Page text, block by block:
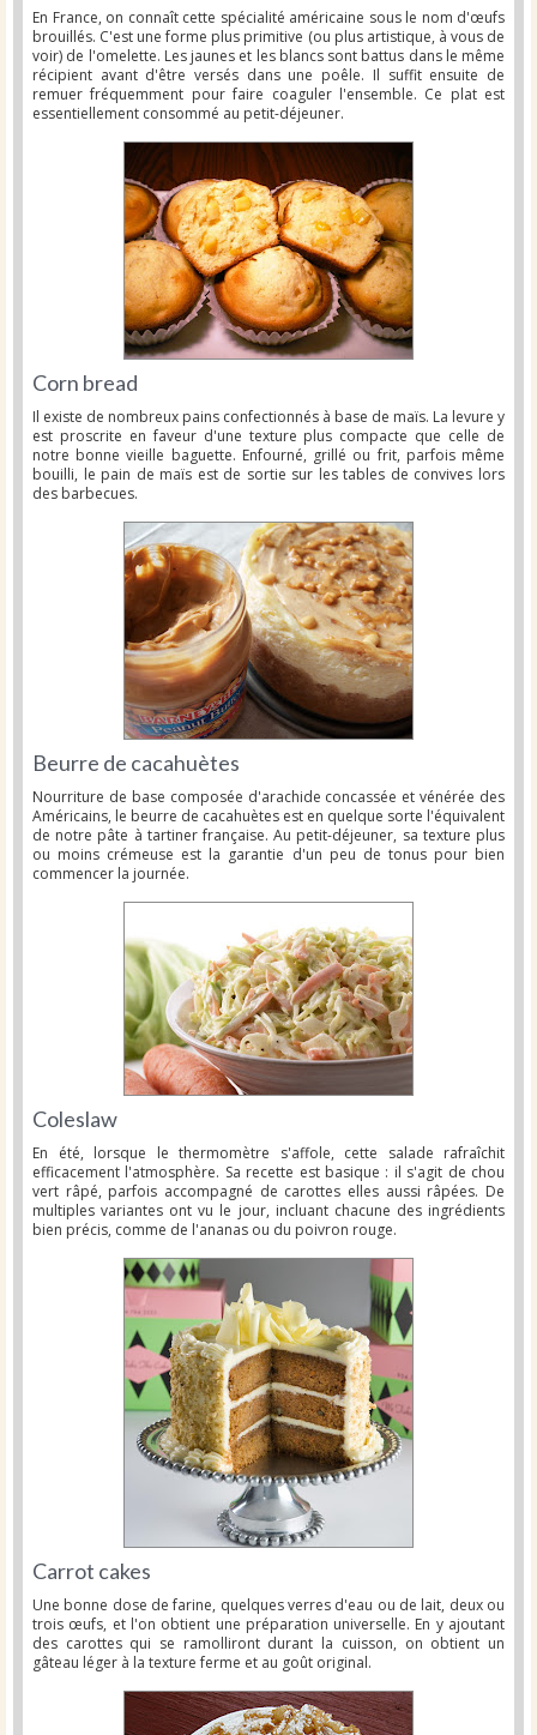
En France, on connaît cette spécialité américaine sous le nom d'œufs
brouillés. C'est une forme plus primitive (ou plus artistique, à vous de
voir) de l'omelette. Les jaunes et les blancs sont battus dans le même
récipient avant d'être versés dans une poêle. Il suffit ensuite de
remuer fréquemment pour faire coaguler l'ensemble. Ce plat est
essentiellement consommé au petit-déjeuner.
Corn bread
Il existe de nombreux pains confectionnés à base de maïs. La levure y
est proscrite en faveur d'une texture plus compacte que celle de
notre bonne vieille baguette. Enfourné, grillé ou frit, parfois même
bouilli, le pain de maïs est de sortie sur les tables de convives lors
des barbecues.
Beurre de cacahuètes
Nourriture de base composée d'arachide concassée et vénérée des
Américains, le beurre de cacahuètes est en quelque sorte l'équivalent
de notre pâte à tartiner française. Au petit-déjeuner, sa texture plus
ou moins crémeuse est la garantie d'un peu de tonus pour bien
commencer la journée.
Coleslaw
En été, lorsque le thermomètre s'affole, cette salade rafraîchit
efficacement l'atmosphère. Sa recette est basique : il s'agit de chou
vert râpé, parfois accompagné de carottes elles aussi râpées. De
multiples variantes ont vu le jour, incluant chacune des ingrédients
bien précis, comme de l'ananas ou du poivron rouge.
Carrot cakes
Une bonne dose de farine, quelques verres d'eau ou de lait, deux ou
trois œufs, et l'on obtient une préparation universelle. En y ajoutant
des carottes qui se ramolliront durant la cuisson, on obtient un
gâteau léger à la texture ferme et au goût original.